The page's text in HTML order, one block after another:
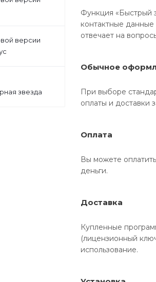
Функция «Быстрый
контактные
отвечает на
Обычное
При выборе
оплаты и доставки
Оплата
Вы можете
деньги.
Доставка
Купленные
(лицензионный
использование.
версии
звезда